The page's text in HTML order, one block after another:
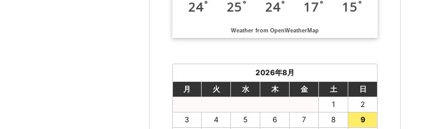
24 ° 25° 24° 17° 15°
Weather from OpenWeatherMap
2026年8月
月
火 水 木 金 土
日
1
2
3
4 5 6 7 8
9